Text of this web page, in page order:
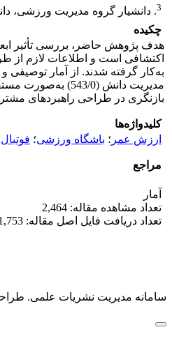
3. دانشیار گروه مدیریت ورزشی،
چکیده
هدف پژوهش حاضر، بررسی تأثیر
بازنگری در طراحی راهبردهای
کلیدواژه‌ها
ارزش عمر ؛ باشگاه ورزشی؛ فوتبال
مراجع
آمار
تعداد مشاهده مقاله: 2,464
تعداد دریافت فایل اصل مقاله: 1,753
سامانه مدیریت نشریات علمی.